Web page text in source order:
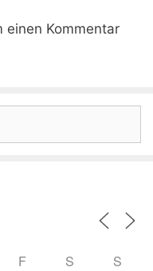
einen Kommentar
F S S